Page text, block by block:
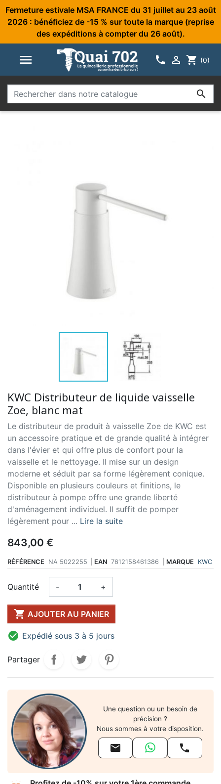
Fermeture estivale MSA FRANCE du 31 juillet au 23 août
2026 : bénéficiez de -15 % sur toute la marque (reprise
des expéditions à compter du 26 août).
   shopping_cart (0)

KWC Distributeur de liquide vaisselle
Zoe, blanc mat
Le distributeur de produit à vaisselle Zoe de KWC est
un accessoire pratique et de grande qualité à intégrer
dans l'évier et qui offre plus de confort pour la
vaisselle et le nettoyage. Il mise sur un design
moderne et séduit par sa forme légèrement conique.
Disponible en plusieurs couleurs et finitions, le
distributeur à pompe offre une grande liberté
d'aménagement individuel. Il suffit de pomper
légèrement pour ... Lire la suite
843,00 €
RÉFÉRENCE NA 5022255 EAN 7612158461386 MARQUE KWC
Quantité - +
 AJOUTER AU PANIER
 Expédié sous 3 à 5 jours
Partager
Une question ou un besoin de
précision ?
Nous sommes à votre disposition.
 